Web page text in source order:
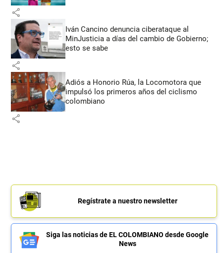
share
Iván Cancino denuncia ciberataque al
MinJusticia a días del cambio de Gobierno;
esto se sabe
share
Adiós a Honorio Rúa, la Locomotora que
impulsó los primeros años del ciclismo
colombiano
share
Regístrate a nuestro newsletter
Siga las noticias de EL COLOMBIANO desde Google
News